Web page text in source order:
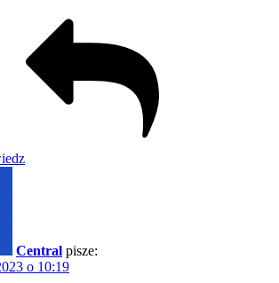
Central pisze:
o 10:19